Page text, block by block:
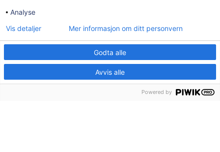
Post- og besøksadresse:
Østfold
E-post:postmottak@valer.kommune.no
959 272 581
Analyse
Godta alle
Avvis alle
Vis detaljer Mer informasjon om ditt personvern
Powered by